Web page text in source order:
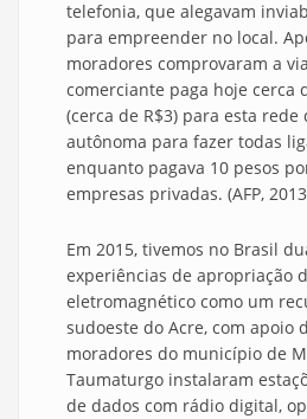
telefonia, que alegavam
para empreender no local.
moradores comprovaram a
comerciante paga hoje cerca
(cerca de R$3) para esta rede
autônoma para fazer todas
enquanto pagava 10 pesos
empresas privadas. (AFP,
Em 2015, tivemos no Brasil
experiências de apropriação
eletromagnético como um
sudoeste do Acre, com apoio
moradores do município de
Taumaturgo instalaram
de dados com rádio digital,